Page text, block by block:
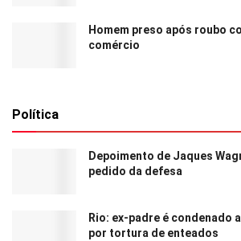
Homem preso após roubo
comércio
Política
Depoimento de Jaques
pedido da defesa
Rio: ex-padre é condenado
por tortura de enteados